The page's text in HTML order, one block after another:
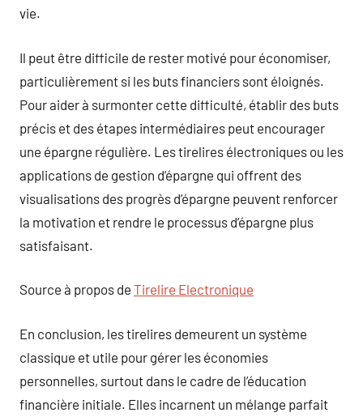
vie.
Il peut être difficile de rester motivé pour économiser,
particulièrement si les buts financiers sont éloignés.
Pour aider à surmonter cette difficulté, établir des buts
précis et des étapes intermédiaires peut encourager
une épargne régulière. Les tirelires électroniques ou les
applications de gestion d’épargne qui offrent des
visualisations des progrès d’épargne peuvent renforcer
la motivation et rendre le processus d’épargne plus
satisfaisant.
Source à propos de Tirelire Electronique
En conclusion, les tirelires demeurent un système
classique et utile pour gérer les économies
personnelles, surtout dans le cadre de l’éducation
financière initiale. Elles incarnent un mélange parfait